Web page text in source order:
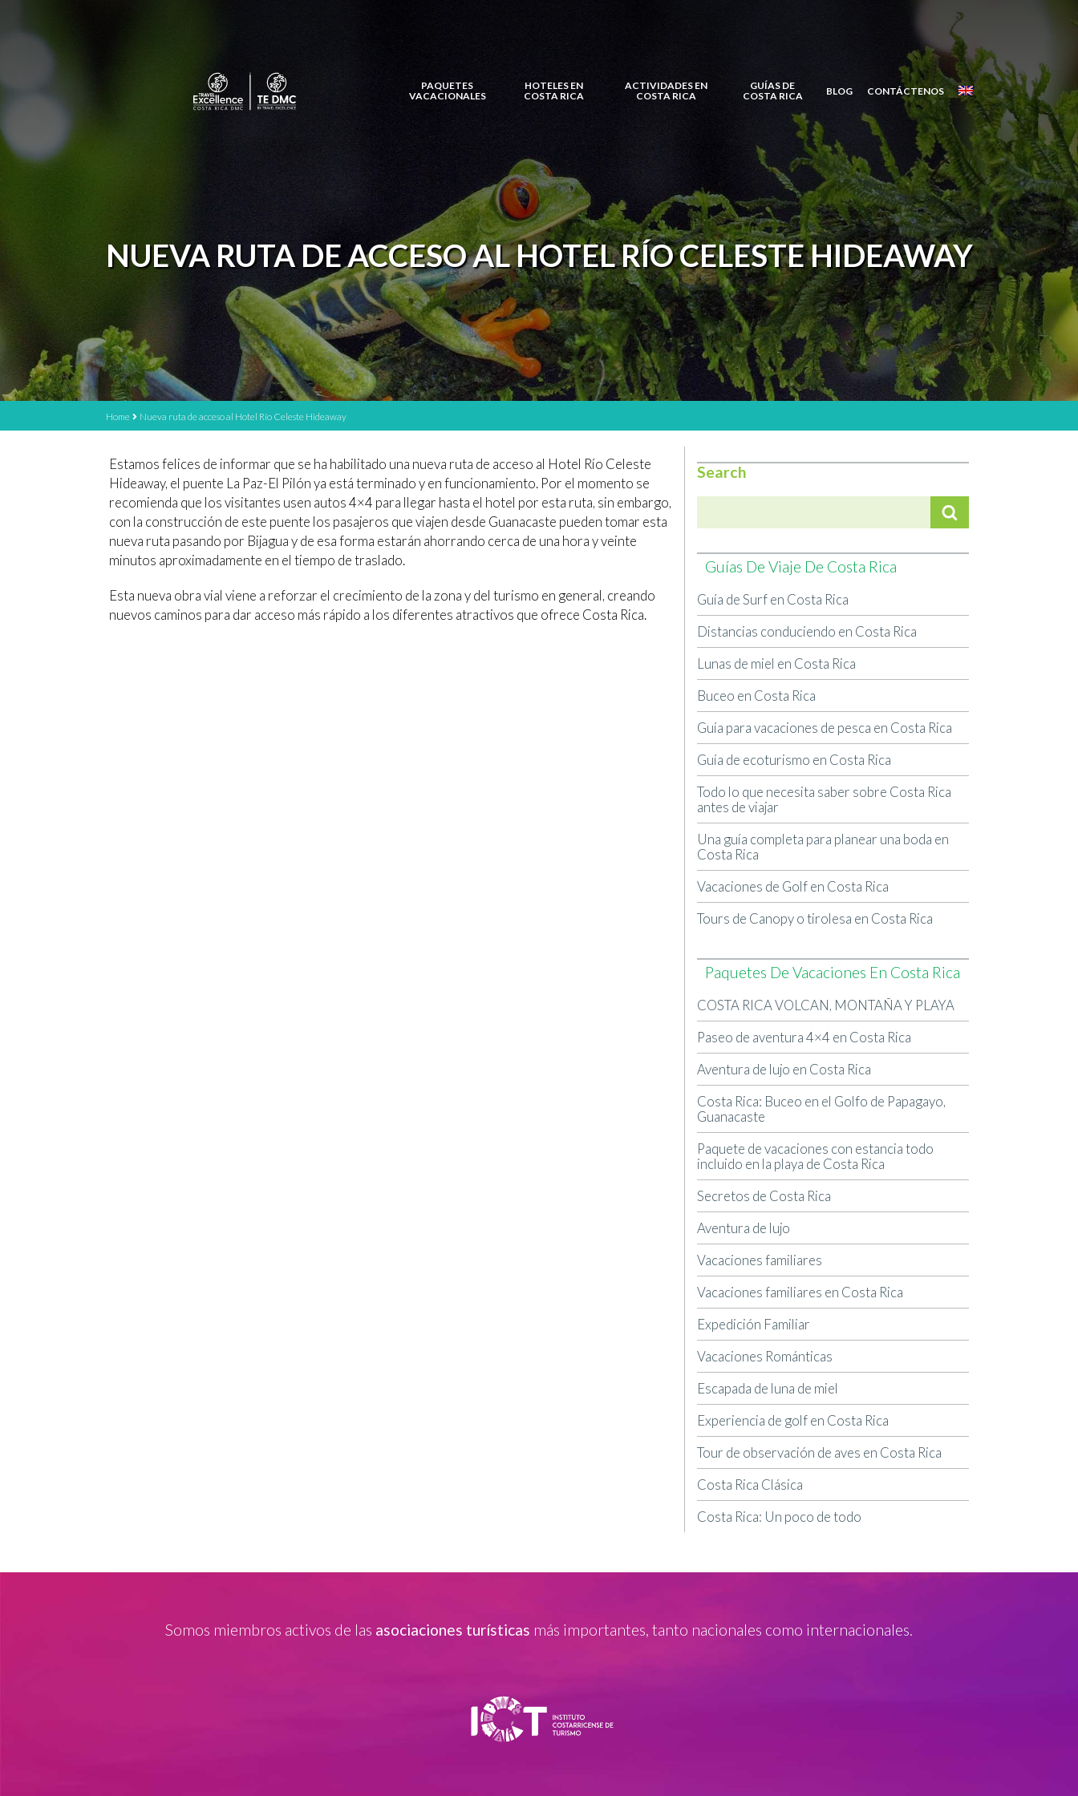
PAQUETES
VACACIONALES
HOTELES EN
COSTA RICA
ACTIVIDADES EN
COSTA RICA
GUÍAS DE
COSTA RICA
BLOG CONTÁCTENOS
NUEVA RUTA DE ACCESO AL HOTEL RÍO CELESTE HIDEAWAY
Home Nueva ruta de acceso al Hotel Río Celeste Hideaway
Estamos felices de informar que se ha habilitado una nueva ruta de acceso al Hotel Río Celeste
Hideaway, el puente La Paz-El Pilón ya está terminado y en funcionamiento. Por el momento se
recomienda que los visitantes usen autos 4×4 para llegar hasta el hotel por esta ruta, sin embargo,
con la construcción de este puente los pasajeros que viajen desde Guanacaste pueden tomar esta
nueva ruta pasando por Bijagua y de esa forma estarán ahorrando cerca de una hora y veinte
minutos aproximadamente en el tiempo de traslado.
Esta nueva obra vial viene a reforzar el crecimiento de la zona y del turismo en general, creando
nuevos caminos para dar acceso más rápido a los diferentes atractivos que ofrece Costa Rica.
Search
Guías De Viaje De Costa Rica
Guía de Surf en Costa Rica
Distancias conduciendo en Costa Rica
Lunas de miel en Costa Rica
Buceo en Costa Rica
Guía para vacaciones de pesca en Costa Rica
Guía de ecoturismo en Costa Rica
Todo lo que necesita saber sobre Costa Rica
antes de viajar
Una guía completa para planear una boda en
Costa Rica
Vacaciones de Golf en Costa Rica
Tours de Canopy o tirolesa en Costa Rica
Paquetes De Vacaciones En Costa Rica
COSTA RICA VOLCAN, MONTAÑA Y PLAYA
Paseo de aventura 4×4 en Costa Rica
Aventura de lujo en Costa Rica
Costa Rica: Buceo en el Golfo de Papagayo,
Guanacaste
Paquete de vacaciones con estancia todo
incluido en la playa de Costa Rica
Secretos de Costa Rica
Aventura de lujo
Vacaciones familiares
Vacaciones familiares en Costa Rica
Expedición Familiar
Vacaciones Románticas
Escapada de luna de miel
Experiencia de golf en Costa Rica
Tour de observación de aves en Costa Rica
Costa Rica Clásica
Costa Rica: Un poco de todo
Somos miembros activos de las asociaciones turísticas más importantes, tanto nacionales como internacionales.